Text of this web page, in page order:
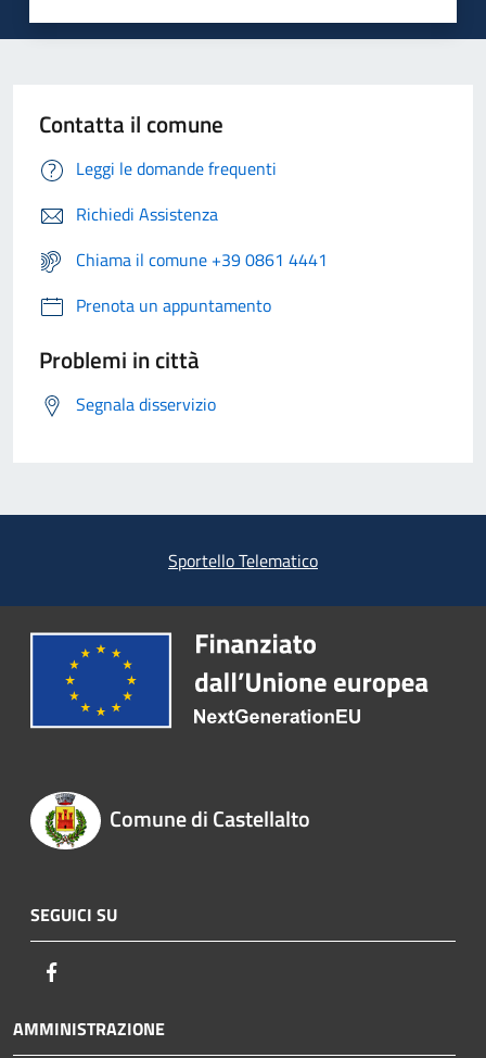
Contatta il comune
Leggi le domande frequenti
Richiedi Assistenza
Chiama il comune +39 0861 4441
Prenota un appuntamento
Problemi in città
Segnala disservizio
Sportello Telematico
Comune di Castellalto
SEGUICI SU
AMMINISTRAZIONE